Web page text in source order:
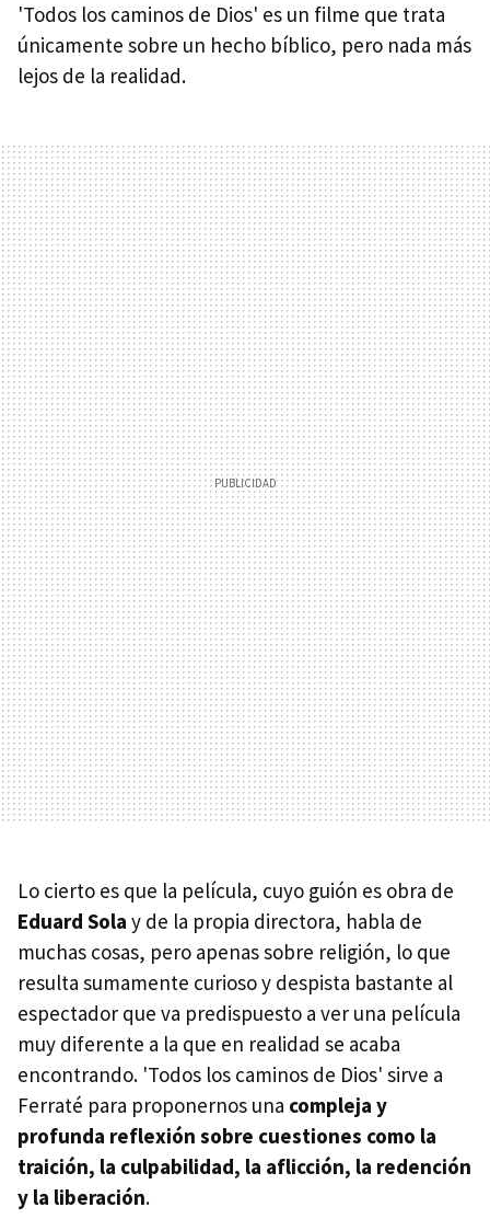
'Todos los caminos de Dios' es un filme que trata
únicamente sobre un hecho bíblico, pero nada más
lejos de la realidad.
Lo cierto es que la película, cuyo guión es obra de
Eduard Sola y de la propia directora, habla de
muchas cosas, pero apenas sobre religión, lo que
resulta sumamente curioso y despista bastante al
espectador que va predispuesto a ver una película
muy diferente a la que en realidad se acaba
encontrando. 'Todos los caminos de Dios' sirve a
Ferraté para proponernos una compleja y
profunda reflexión sobre cuestiones como la
traición, la culpabilidad, la aflicción, la redención
y la liberación.